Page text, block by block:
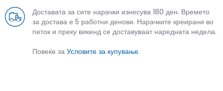
Доставата за сите нарачки изнесува 180 ден. Времето
за достава е 5 работни денови. Нарачките креирани во
петок и преку викенд се доставуваат наредната недела.
Повеќе за Условите за купување.